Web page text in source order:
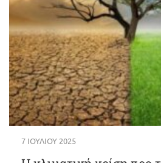
7 ΙΟΥΛΊΟΥ 2025